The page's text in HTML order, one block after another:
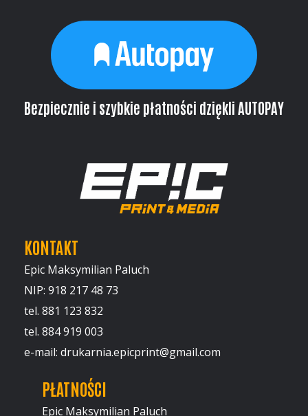
Bezpiecznie i szybkie płatności dziękli AUTOPAY
KONTAKT
Epic Maksymilian Paluch
NIP: 918 217 48 73
tel. 881 123 832
tel. 884 919 003
e-mail: drukarnia.epicprint@gmail.com
PŁATNOŚCI
Epic Maksymilian Paluch